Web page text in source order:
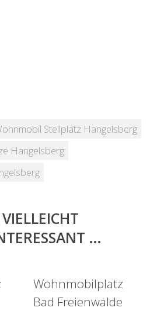
Stellplatz Hangelsberg
Hangelsberg
…
Wohnmobilplatz
Bad Freienwalde